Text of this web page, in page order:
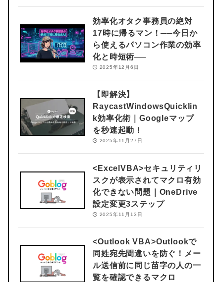
効率化オタク事務員の絶対
17時に帰るマン！──今日か
ら使えるパソコン作業の効率
化と時短術──
2025年12月6日
【即解決】
RaycastWindowsQuicklin
k効率化術｜Googleマップ
を秒速起動！
2025年11月27日
<ExcelVBA>セキュリティリ
スクが表示されてマクロ有効
化できない問題｜OneDrive
設定変更3ステップ
2025年11月13日
<Outlook VBA>Outlookで
同姓宛先間違いを防ぐ！メー
ル送信前に同じ苗字の人の一
覧を確認できるマクロ